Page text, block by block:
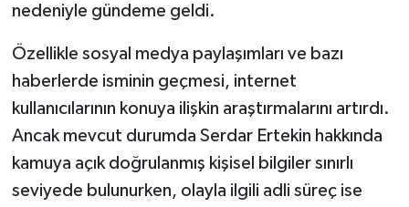
nedeniyle gündeme geldi.
Özellikle sosyal medya paylaşımları ve bazı
haberlerde isminin geçmesi, internet
kullanıcılarının konuya ilişkin araştırmalarını artırdı.
Ancak mevcut durumda Serdar Ertekin hakkında
kamuya açık doğrulanmış kişisel bilgiler sınırlı
seviyede bulunurken, olayla ilgili adli süreç ise